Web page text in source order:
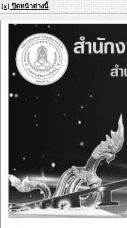
[x] ปิดหน้าต่างนี้